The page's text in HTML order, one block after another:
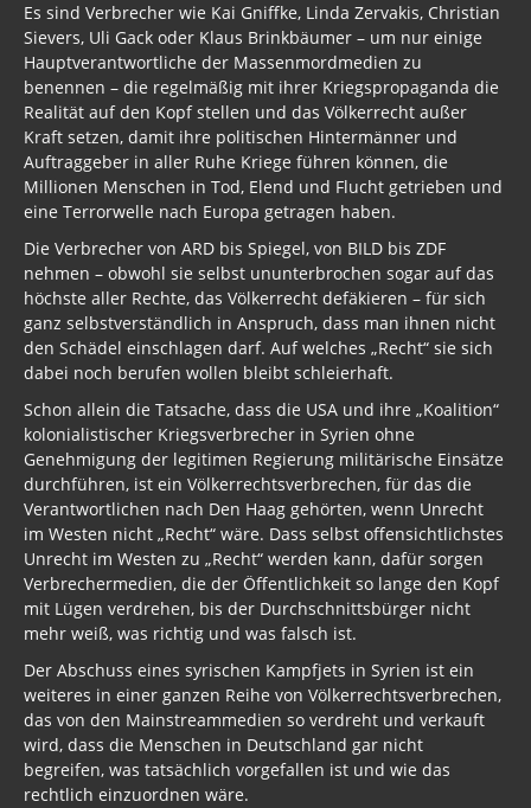
Es sind Verbrecher wie Kai Gniffke, Linda Zervakis, Christian
Sievers, Uli Gack oder Klaus Brinkbäumer – um nur einige
Hauptverantwortliche der Massenmordmedien zu
benennen – die regelmäßig mit ihrer Kriegspropaganda die
Realität auf den Kopf stellen und das Völkerrecht außer
Kraft setzen, damit ihre politischen Hintermänner und
Auftraggeber in aller Ruhe Kriege führen können, die
Millionen Menschen in Tod, Elend und Flucht getrieben und
eine Terrorwelle nach Europa getragen haben.
Die Verbrecher von ARD bis Spiegel, von BILD bis ZDF
nehmen – obwohl sie selbst ununterbrochen sogar auf das
höchste aller Rechte, das Völkerrecht defäkieren – für sich
ganz selbstverständlich in Anspruch, dass man ihnen nicht
den Schädel einschlagen darf. Auf welches „Recht“ sie sich
dabei noch berufen wollen bleibt schleierhaft.
Schon allein die Tatsache, dass die USA und ihre „Koalition“
kolonialistischer Kriegsverbrecher in Syrien ohne
Genehmigung der legitimen Regierung militärische Einsätze
durchführen, ist ein Völkerrechtsverbrechen, für das die
Verantwortlichen nach Den Haag gehörten, wenn Unrecht
im Westen nicht „Recht“ wäre. Dass selbst offensichtlichstes
Unrecht im Westen zu „Recht“ werden kann, dafür sorgen
Verbrechermedien, die der Öffentlichkeit so lange den Kopf
mit Lügen verdrehen, bis der Durchschnittsbürger nicht
mehr weiß, was richtig und was falsch ist.
Der Abschuss eines syrischen Kampfjets in Syrien ist ein
weiteres in einer ganzen Reihe von Völkerrechtsverbrechen,
das von den Mainstreammedien so verdreht und verkauft
wird, dass die Menschen in Deutschland gar nicht
begreifen, was tatsächlich vorgefallen ist und wie das
rechtlich einzuordnen wäre.